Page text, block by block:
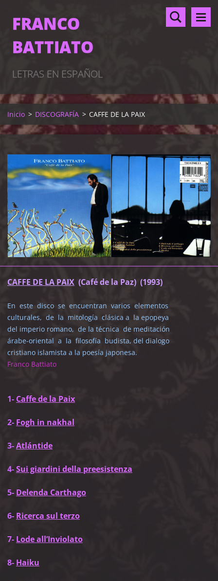
FRANCO
BATTIATO
LETRAS EN ESPAÑOL
Inicio > DISCOGRAFÍA > CAFFE DE LA PAIX
CAFFE DE LA PAIX (Café de la Paz) (1993)
En este disco se encuentran varios elementos
culturales, de la mitología clásica a la epopeya
del imperio romano, de la técnica de meditación
árabe-oriental a la filosofía budista, del dialogo
cristiano islamista a la poesía japonesa.
Franco Battiato
1- Caffe de la Paix
2- Fogh in nakhal
3-Atlántide
4-Sui giardini della preesistenza
5- Delenda Carthago
6- Ricerca sul terzo
7- Lode all’Inviolato
8- Haiku